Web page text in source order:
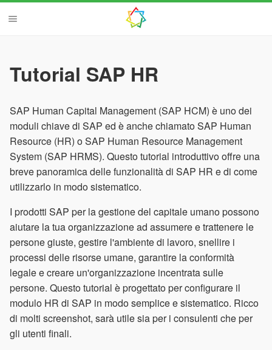
Tutorial SAP HR
SAP Human Capital Management (SAP HCM) è uno dei
moduli chiave di SAP ed è anche chiamato SAP Human
Resource (HR) o SAP Human Resource Management
System (SAP HRMS). Questo tutorial introduttivo offre una
breve panoramica delle funzionalità di SAP HR e di come
utilizzarlo in modo sistematico.
I prodotti SAP per la gestione del capitale umano possono
aiutare la tua organizzazione ad assumere e trattenere le
persone giuste, gestire l'ambiente di lavoro, snellire i
processi delle risorse umane, garantire la conformità
legale e creare un'organizzazione incentrata sulle
persone. Questo tutorial è progettato per configurare il
modulo HR di SAP in modo semplice e sistematico. Ricco
di molti screenshot, sarà utile sia per i consulenti che per
gli utenti finali.